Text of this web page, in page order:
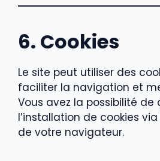
6. Cookies
Le site peut utiliser des
faciliter la navigation et
Vous avez la possibilité de
l’installation de cookies
de votre navigateur.